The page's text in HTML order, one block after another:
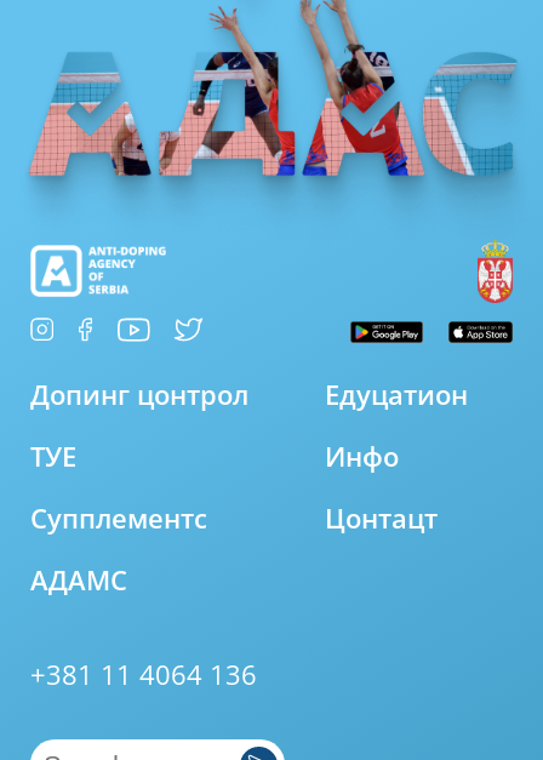
Допинг цонтрол
ТУЕ
Супплементс
АДАМС
Едуцатион
Инфо
Цонтацт
+381 11 4064 136